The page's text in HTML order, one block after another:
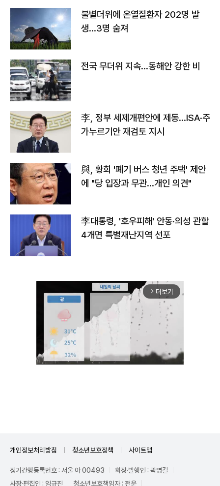
불볕더위에 온열질환자 202명 발
생…3명 숨져
전국 무더위 지속…동해안 강한 비
李, 정부 세제개편안에 제동…ISA·주
가누르기안 재검토 지시
與, 황희 '폐기 버스 청년 주택' 제안
에 "당 입장과 무관…개인 의견"
李대통령, '호우피해' 안동·의성 관할
4개면 특별재난지역 선포
arrow_forward_ios 더보기
개인정보처리방침 청소년보호정책 사이트맵
정기간행등록번호 : 서울 아 00493
회장·발행인 : 곽영길
사장·편집인 : 임규진
청소년보호책임자 : 전운